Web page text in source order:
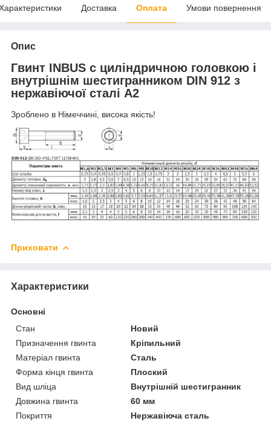
Доставка Оплата Умови повернення
Опис
Гвинт INBUS c циліндричною головкою і
внутрішнім шестигранником DIN 912 з
нержавіючої сталі А2
Зроблено в Німеччині, висока якість!
Приховати
Характеристики
Основні
Стан
Новий
Призначення гвинта
Кріпильний
Матеріал гвинта
Сталь
Форма кінця гвинта
Плоский
Вид шліца
Внутрішній шестигранник
Довжина гвинта
60 мм
Покриття
Нержавіюча сталь